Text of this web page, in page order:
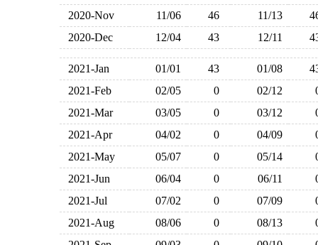
2020-Nov
11/06 46 11/13
2020-Dec
12/04 43 12/11
2021-Jan 01/01 43 01/08
2021-Feb
02/05 0 02/12
2021-Mar
03/05 0 03/12
2021-Apr
04/02 0 04/09
2021-May
05/07 0 05/14
2021-Jun
06/04 0 06/11
2021-Jul
07/02 0 07/09
2021-Aug
08/06 0 08/13